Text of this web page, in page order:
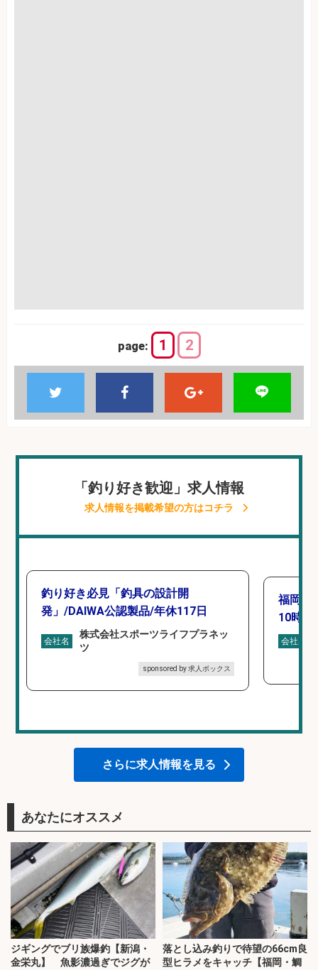
page: 1 2
「釣り好き歓迎」求人情報
求人情報を掲載希望の方はコチラ
釣り好き必見「釣具の設計開
発」/DAIWA公認製品/年休117日
会社名
株式会社スポーツライフプラネッ
ツ
sponsored by 求人ボックス
福岡「
10時間
会社名
さらに求人情報を見る
あなたにオススメ
ジギングでブリ族爆釣【新潟・
金栄丸】 魚影濃過ぎでジグが
落とし込み釣りで待望の66cm良
型ヒラメをキャッチ【福岡・鯛